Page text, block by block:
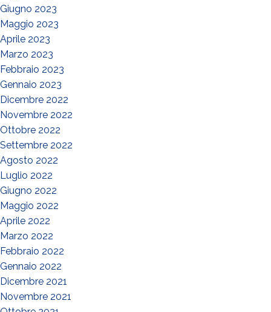
Giugno 2023
Maggio 2023
Aprile 2023
Marzo 2023
Febbraio 2023
Gennaio 2023
Dicembre 2022
Novembre 2022
Ottobre 2022
Settembre 2022
Agosto 2022
Luglio 2022
Giugno 2022
Maggio 2022
Aprile 2022
Marzo 2022
Febbraio 2022
Gennaio 2022
Dicembre 2021
Novembre 2021